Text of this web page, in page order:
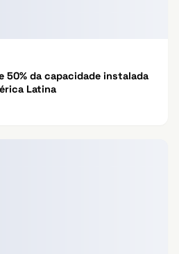
50% da capacidade instalada
Latina